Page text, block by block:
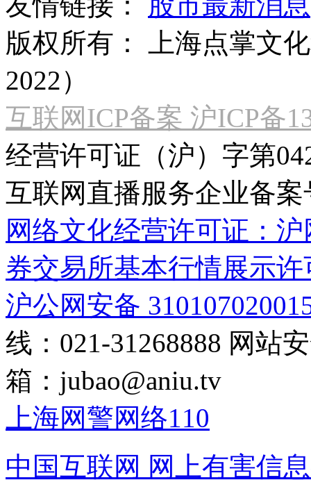
版权所有：
上海点掌文
2022）
互联网ICP备案 沪ICP备
经营许可证（沪）字第
互联网直播服务企业备案
网络文化经营许可证：
券交易所基本行情展示许
沪公网安备
线：021-31268888 网站
箱： jubao@aniu.tv
上海网警网络110
中国互联网 网上有害信